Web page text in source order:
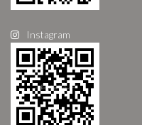
Instagram